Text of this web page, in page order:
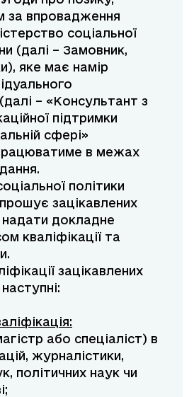
за впровадження
соціальної
(далі – Замовник,
яке має намір
– «Консультант з
підтримки
сфері»
в межах
політики
зацікавлених
надати докладне
кваліфікації та
зацікавлених
або спеціаліст) в
журналістики,
політичних наук чи